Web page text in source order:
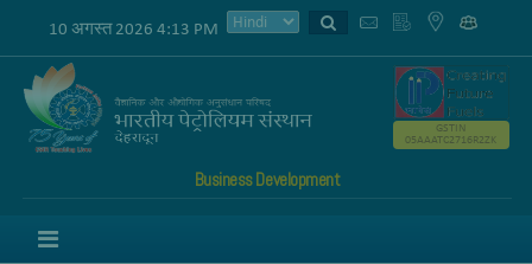
10 अगस्त 2026 4:13 PM
Business Development
GSTIN
05AAATC2716R2ZK